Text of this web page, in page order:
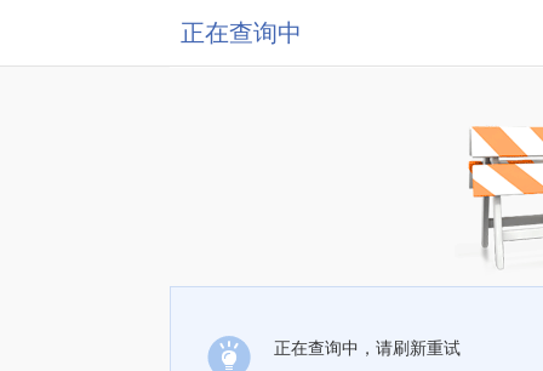
正在查询中
正在查询中，请刷新重试